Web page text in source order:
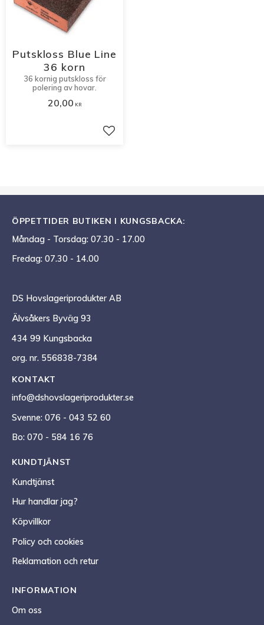
Putskloss Blue Line
36 korn
36 kornig putskloss för
polering av hovar.
20,00 KR
Lägg till i favoriter
ÖPPETTIDER BUTIKEN I KUNGSBACKA:
Måndag - Torsdag: 07.30 - 17.00
Fredag: 07.30 - 14.00
DS Hovslageriprodukter AB
Älvsåkers Byväg 93
434 99 Kungsbacka
org. nr. 556838-7384
KONTAKT
info@dshovslageriprodukter.se
Svenne: 076 - 043 52 60
Bo: 070 - 584 16 76
KUNDTJÄNST
Kundtjänst
Hur handlar jag?
Köpvillkor
Policy och cookies
Reklamation och retur
INFORMATION
Om oss